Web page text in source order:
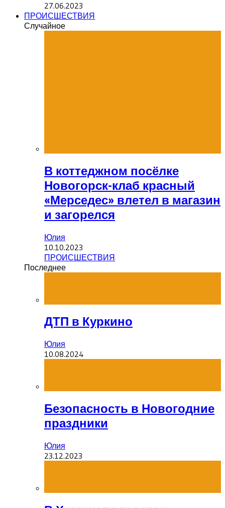
27.06.2023
ПРОИСШЕСТВИЯ
Случайное
В коттеджном посёлке
Новогорск-клаб красный
«Мерседес» влетел в магазин
и загорелся
Юлия
10.10.2023
ПРОИСШЕСТВИЯ
Последнее
ДТП в Куркино
Юлия
10.08.2024
Безопасность в Новогодние
праздники
Юлия
23.12.2023